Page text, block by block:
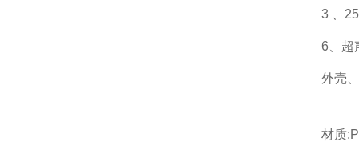
3 、
6、超
外壳
材质